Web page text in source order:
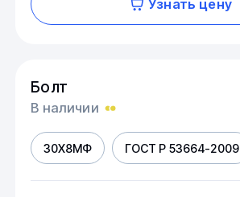
Узнать цену
Болт
В наличии
30Х8МФ ГОСТ Р 53664-2009